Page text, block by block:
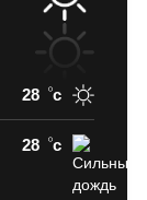
28 c
28 c